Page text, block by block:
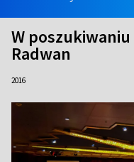
W poszukiwaniu
Radwan
2016